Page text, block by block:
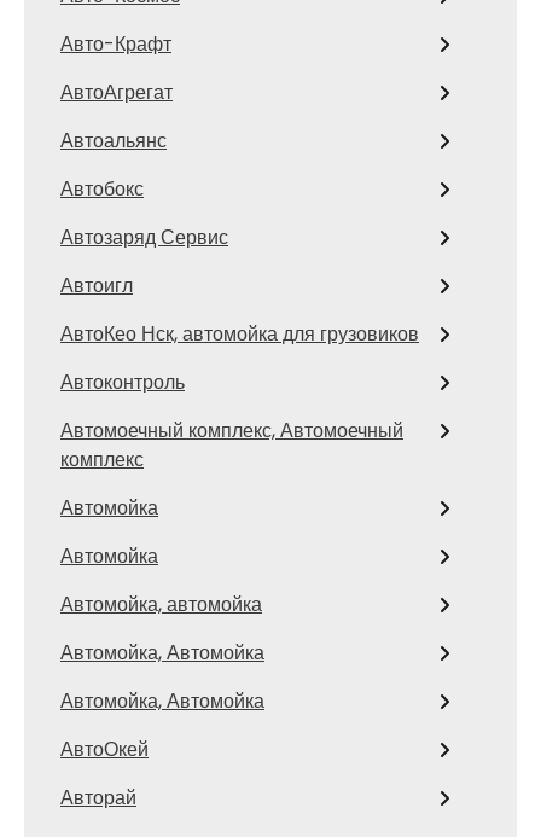
Авто-Крафт
АвтоАгрегат
Автоальянс
Автобокс
Автозаряд Сервис
Автоигл
АвтоКео Нск, автомойка для грузовиков
Автоконтроль
Автомоечный комплекс, Автомоечный
комплекс
Автомойка
Автомойка
Автомойка, автомойка
Автомойка, Автомойка
Автомойка, Автомойка
АвтоОкей
Авторай